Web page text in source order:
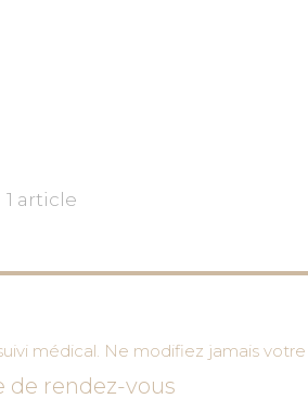
1 article
médical. Ne modifiez jamais
de rendez-vous